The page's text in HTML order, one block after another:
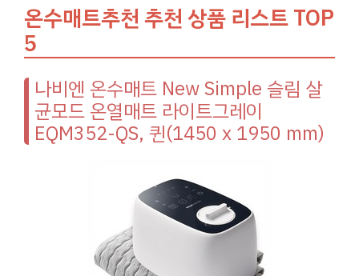
온수매트추천 추천 상품 리스트 TOP
5
나비엔 온수매트 New Simple 슬림 살
균모드 온열매트 라이트그레이
EQM352-QS, 퀸(1450 x 1950 mm)